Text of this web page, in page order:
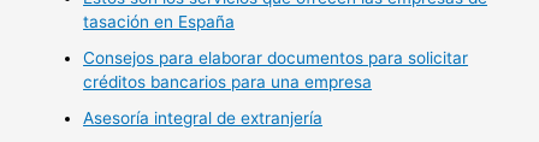
tasación en España
Consejos para elaborar documentos para solicitar
créditos bancarios para una empresa
Asesoría integral de extranjería